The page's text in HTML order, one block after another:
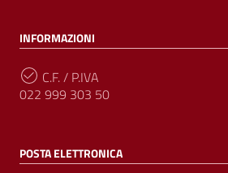
INFORMAZIONI
C.F. / P.IVA
022 999 303 50
POSTA ELETTRONICA